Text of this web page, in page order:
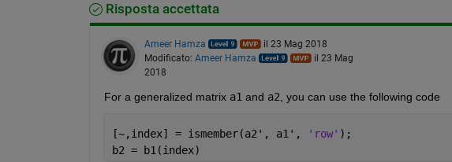
Risposta accettata
Ameer Hamza
il 23 Mag 2018
Modificato: Ameer Hamza
il 23 Mag
2018
For a generalized matrix a1 and a2 , you can use the following code
[~,index] = ismember(a2', a1', 'row' );
b2 = b1(index)